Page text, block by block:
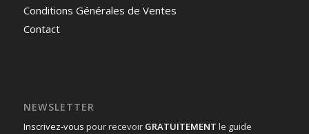
Conditions Générales de Ventes
Contact
NEWSLETTER
Inscrivez-vous pour recevoir GRATUITEMENT le guide